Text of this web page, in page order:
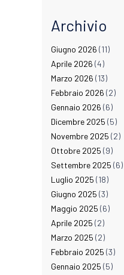
Archivio
Giugno 2026 (11)
Aprile 2026 (4)
Marzo 2026 (13)
Febbraio 2026 (2)
Gennaio 2026 (6)
Dicembre 2025 (5)
Novembre 2025 (2)
Ottobre 2025 (9)
Settembre 2025 (6)
Luglio 2025 (18)
Giugno 2025 (3)
Maggio 2025 (6)
Aprile 2025 (2)
Marzo 2025 (2)
Febbraio 2025 (3)
Gennaio 2025 (5)